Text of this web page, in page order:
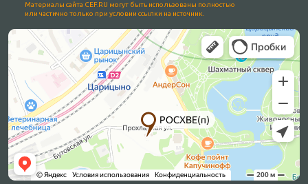
Материалы сайта CEF.RU могут быть использованы полностью
или частично только при условии ссылки на источник.